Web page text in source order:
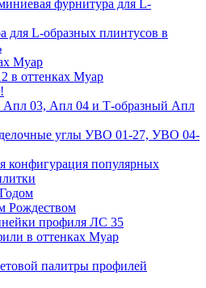
фурнитура для L-
L-образных плинтусов в
Муар
в оттенках Муар
03, Апл 04 и Т-образный Апл
углы УВО 01-27, УВО 04-
конфигурация популярных
Рождеством
профиля ЛС 35
в оттенках Муар
палитры профилей